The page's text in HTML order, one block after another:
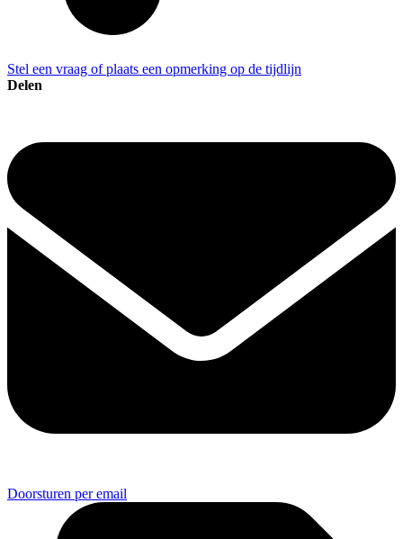
Stel een vraag of plaats een opmerking op de tijdlijn
Delen
Doorsturen per email